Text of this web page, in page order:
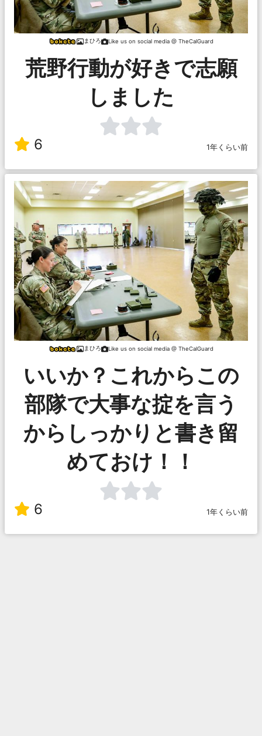
まひろ Like us on social media @ TheCalGuard
荒野行動が好きで志願
しました
6 1年くらい前
まひろ Like us on social media @ TheCalGuard
いいか？これからこの
部隊で大事な掟を言う
からしっかりと書き留
めておけ！！
6 1年くらい前